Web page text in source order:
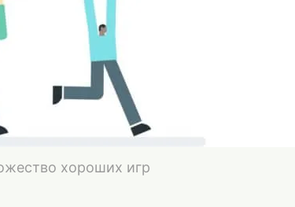
хороших игр